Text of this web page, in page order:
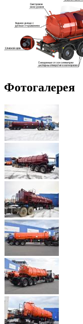
Фотогалерея